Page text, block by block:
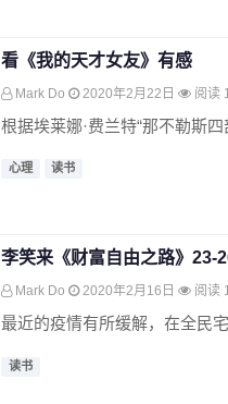
看《我的天才女友》有感
Mark Do 2020年2月22日 阅读
根据埃莱娜·费兰特“那不勒斯
心理 读书
李笑来《财富自由之路》23-
Mark Do 2020年2月16日 阅读
最近的疫情有所缓解，在全民
读书